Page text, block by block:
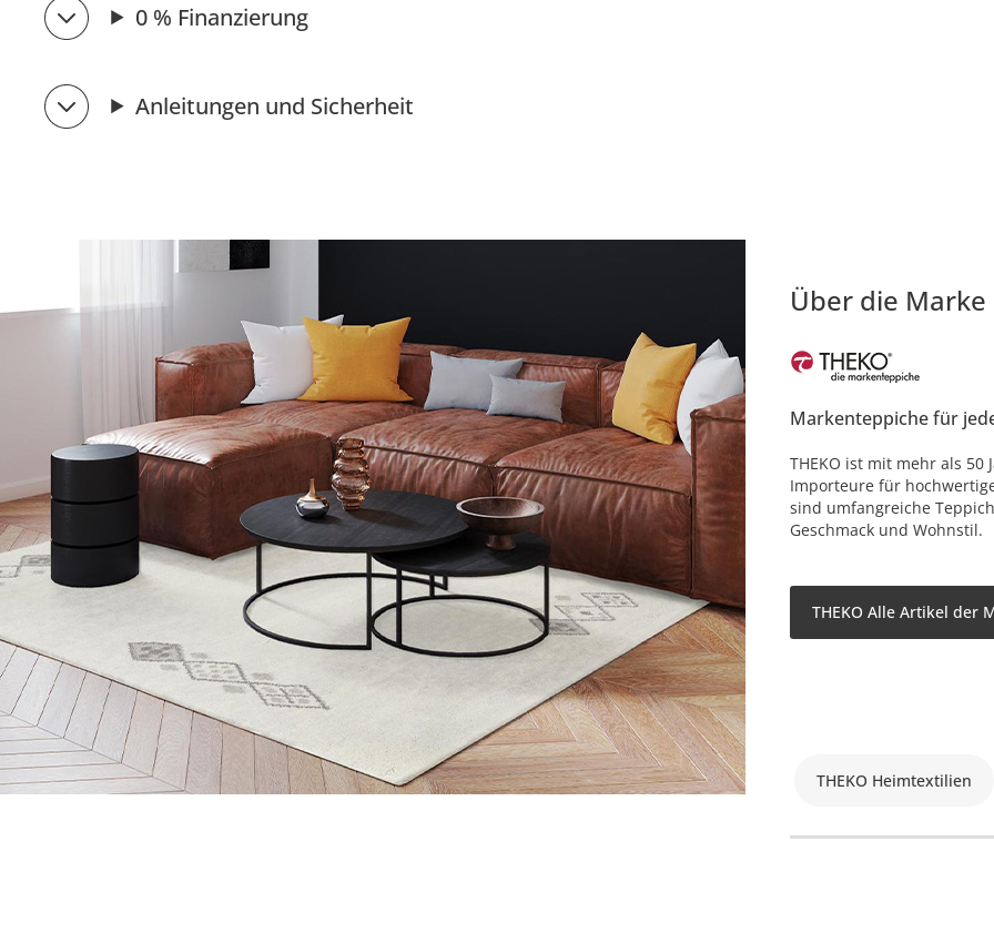
0 % Finanzierung
Anleitungen und Sicherheit
Über die Marke
Markenteppiche für
THEKO ist mit mehr als
Importeure für
sind umfangreiche
Geschmack und Wohnstil.
THEKO Alle Artikel der
THEKO Heimtextilien